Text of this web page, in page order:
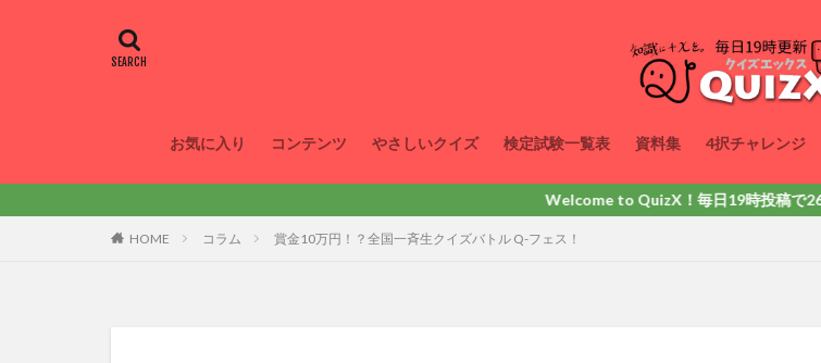
お気に入り コンテンツ やさしいクイズ 検定試験一覧表 資料集 4択チャレンジ
Welcome to QuizX！毎日19時投稿で2600記事以上掲載
HOME コラム 賞金10万円！？全国一斉生クイズバトル Q-フェス！